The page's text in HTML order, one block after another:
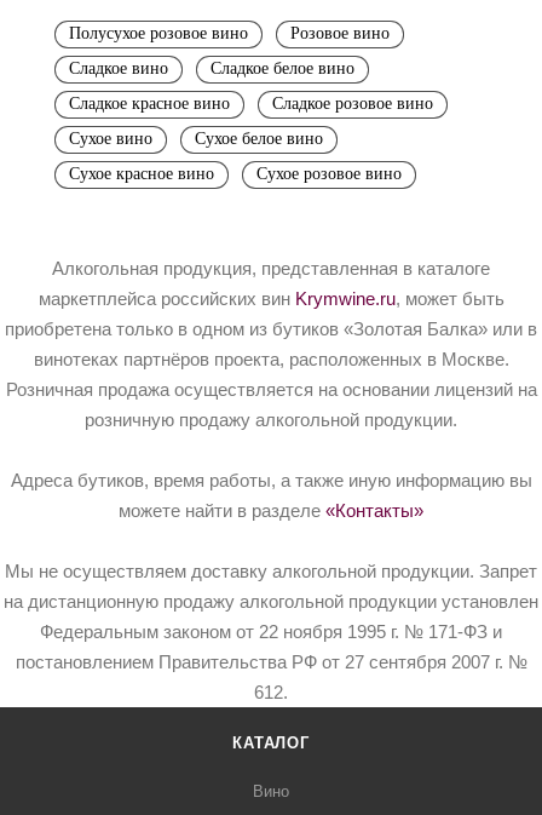
Полусухое розовое вино
Розовое вино
Сладкое вино
Сладкое белое вино
Сладкое красное вино
Сладкое розовое вино
Сухое вино
Сухое белое вино
Сухое красное вино
Сухое розовое вино
Алкогольная продукция, представленная в каталоге
маркетплейса российских вин Krymwine.ru, может быть
приобретена только в одном из бутиков «Золотая Балка» или в
винотеках партнёров проекта, расположенных в Москве.
Розничная продажа осуществляется на основании лицензий на
розничную продажу алкогольной продукции.
Адреса бутиков, время работы, а также иную информацию вы
можете найти в разделе «Контакты»
Мы не осуществляем доставку алкогольной продукции. Запрет
на дистанционную продажу алкогольной продукции установлен
Федеральным законом от 22 ноября 1995 г. № 171-ФЗ и
постановлением Правительства РФ от 27 сентября 2007 г. №
612.
КАТАЛОГ
Вино